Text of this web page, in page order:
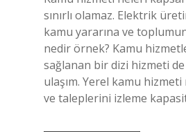
sınırlı olamaz. Elektrik
kamu yararına ve
nedir örnek? Kamu
sağlanan bir dizi hizmeti
ulaşım. Yerel kamu
ve taleplerini izleme